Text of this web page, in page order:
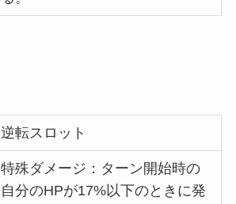
逆転スロット
特殊ダメージ：ターン開始時の
自分のHPが17%以下のときに発